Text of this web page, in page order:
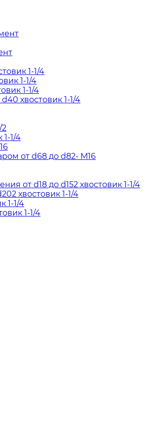
1-1/4
1-1/4
1-1/4
хвостовик 1-1/4
2
1/4
от d68 до d82- М16
от d18 до d152 хвостовик 1-1/4
хвостовик 1-1/4
1-1/4
1-1/4